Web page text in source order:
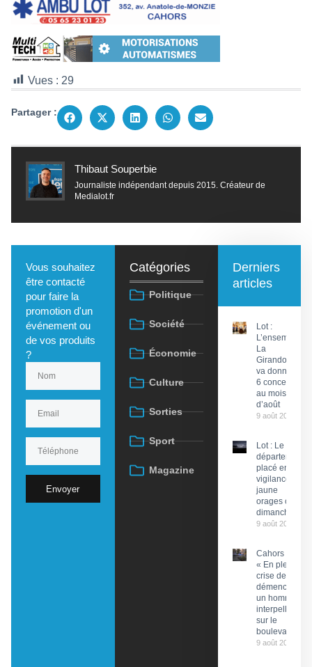
Vues : 29
Partager :
Thibaut Souperbie
Journaliste indépendant depuis 2015. Créateur de
Medialot.fr
Vous souhaitez
être contacté
pour faire la
promotion d'un
événement ou
de vos produits
?
Envoyer
Catégories
Politique
Société
Économie
Culture
Sorties
Sport
Magazine
Derniers
articles
Lot :
L’ensemble
La
Girandola
va donner
6 concerts
au mois
d’août
9 août 2026
Lot : Le
département
placé en
vigilance
jaune
orages ce
dimanche
9 août 2026
Cahors :
« En pleine
crise de
démence »,
un homme
interpellé
sur le
boulevard
9 août 2026